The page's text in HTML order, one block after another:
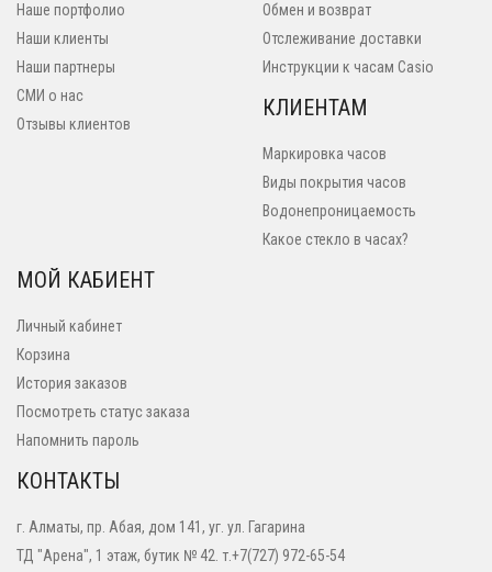
Наше портфолио
Наши клиенты
Наши партнеры
СМИ о нас
Отзывы клиентов
Обмен и возврат
Отслеживание доставки
Инструкции к часам Casio
КЛИЕНТАМ
Маркировка часов
Виды покрытия часов
Водонепроницаемость
Какое стекло в часах?
МОЙ КАБИЕНТ
Личный кабинет
Корзина
История заказов
Посмотреть статус заказа
Напомнить пароль
КОНТАКТЫ
г. Алматы, пр. Абая, дом 141, уг. ул. Гагарина
ТД "Арена", 1 этаж, бутик № 42. т.+7(727) 972-65-54